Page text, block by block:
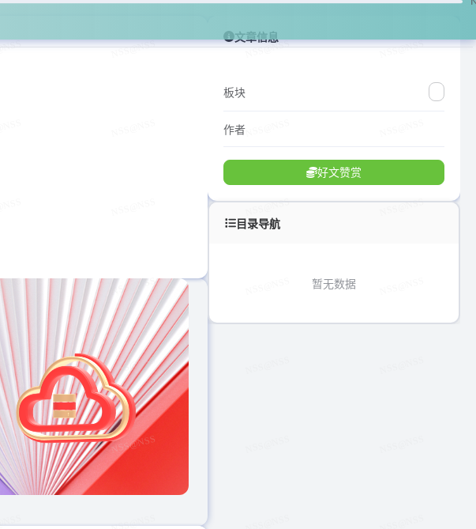
文章信息
板块
作者
好文赞赏
目录导航
暂无数据